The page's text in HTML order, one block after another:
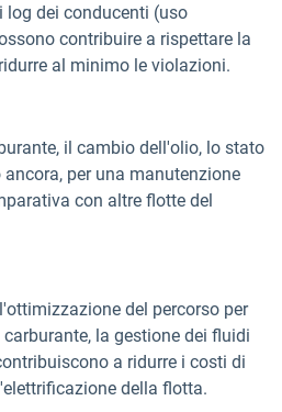
log dei conducenti (uso
contribuire a rispettare la
al minimo le violazioni.
il cambio dell'olio, lo stato
per una manutenzione
con altre flotte del
del percorso per
la gestione dei fluidi
a ridurre i costi di
della flotta.